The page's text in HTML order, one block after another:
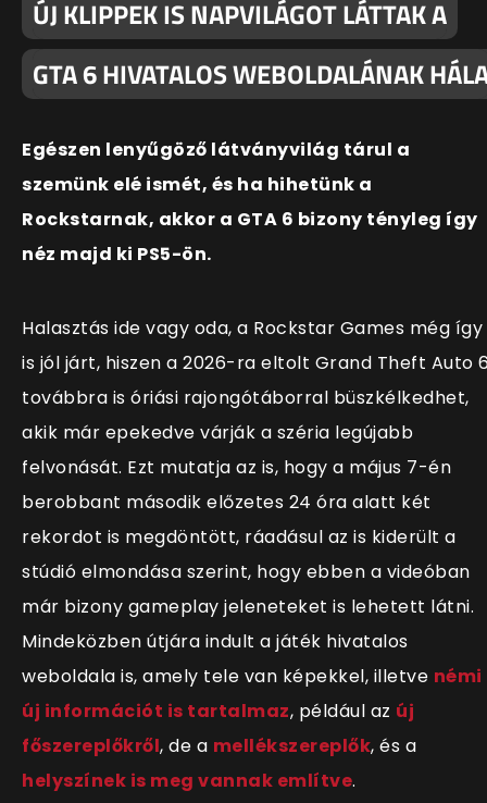
ÚJ KLIPPEK IS NAPVILÁGOT LÁTTAK A
GTA 6 HIVATALOS WEBOLDALÁNAK
Egészen lenyűgöző látványvilág tárul a
szemünk elé ismét, és ha hihetünk a
Rockstarnak, akkor a GTA 6 bizony tényleg így
néz majd ki PS5-ön.
Halasztás ide vagy oda, a Rockstar Games még így
is jól járt, hiszen a 2026-ra eltolt Grand Theft Auto
továbbra is óriási rajongótáborral büszkélkedhet,
akik már epekedve várják a széria legújabb
felvonását. Ezt mutatja az is, hogy a május 7-én
berobbant második előzetes 24 óra alatt két
rekordot is megdöntött, ráadásul az is kiderült a
stúdió elmondása szerint, hogy ebben a videóban
már bizony gameplay jeleneteket is lehetett látni.
Mindeközben útjára indult a játék hivatalos
weboldala is, amely tele van képekkel, illetve némi
új információt is tartalmaz, például az új
főszereplőkről, de a mellékszereplők, és a
helyszínek is meg vannak említve.